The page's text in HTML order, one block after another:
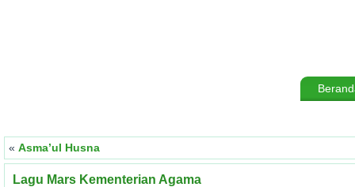
« Asma’ul Husna
Lagu Mars Kementerian Agama